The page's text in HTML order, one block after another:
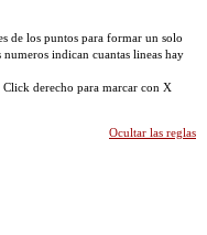
de los puntos para formar un solo
indican cuantas lineas hay
derecho para marcar con X
Ocultar las reglas